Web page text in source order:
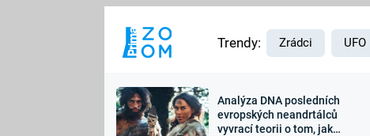
Výročí
Trendy: Zrádci UFO
Analýza DNA posledních
evropských neandrtálců
vyvrací teorii o tom, jak